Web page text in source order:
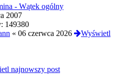
- Wątek ogólny
2007
149380
« 06 czerwca 2026
Wyświetl
najnowszy post